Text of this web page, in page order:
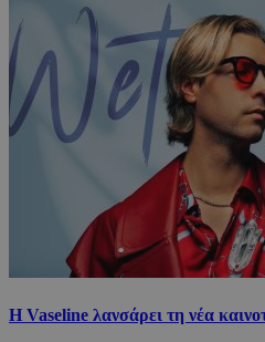
Η Vaseline λανσάρει τη νέα